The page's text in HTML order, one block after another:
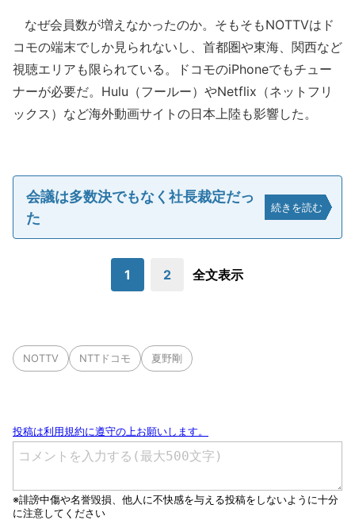
なぜ会員数が増えなかったのか。そもそもNOTTVはド
コモの端末でしか見られないし、首都圏や東海、関西など
視聴エリアも限られている。ドコモのiPhoneでもチュー
ナーが必要だ。Hulu（フールー）やNetflix（ネットフリ
ックス）など海外動画サイトの日本上陸も影響した。
会議は多数決でもなく社長裁定だっ
た
続きを読む
1 2 全文表示
NOTTV NTTドコモ 夏野剛